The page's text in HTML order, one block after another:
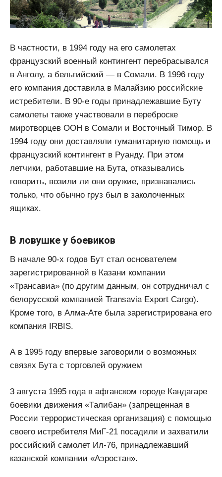
В частности, в 1994 году на его самолетах
французский военный контингент перебрасывался
в Анголу, а бельгийский — в Сомали. В 1996 году
его компания доставила в Малайзию российские
истребители. В 90-е годы принадлежавшие Буту
самолеты также участвовали в переброске
миротворцев ООН в Сомали и Восточный Тимор. В
1994 году они доставляли гуманитарную помощь и
французский контингент в Руанду. При этом
летчики, работавшие на Бута, отказывались
говорить, возили ли они оружие, признавались
только, что обычно груз был в заколоченных
ящиках.
В ловушке у боевиков
В начале 90-х годов Бут стал основателем
зарегистрированной в Казани компании
«Трансавиа» (по другим данным, он сотрудничал с
белорусской компанией Transavia Export Cargo).
Кроме того, в Алма-Ате была зарегистрирована его
компания IRBIS.
А в 1995 году впервые заговорили о возможных
связях Бута с торговлей оружием
3 августа 1995 года в афганском городе Кандагаре
боевики движения «Талибан» (запрещенная в
России террористическая организация) с помощью
своего истребителя МиГ-21 посадили и захватили
российский самолет Ил-76, принадлежавший
казанской компании «Аэростан».